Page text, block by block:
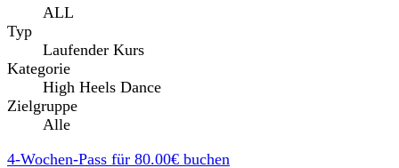
ALL
Typ
Laufender Kurs
Kategorie
High Heels Dance
Zielgruppe
Alle
4-Wochen-Pass für 80.00€ buchen